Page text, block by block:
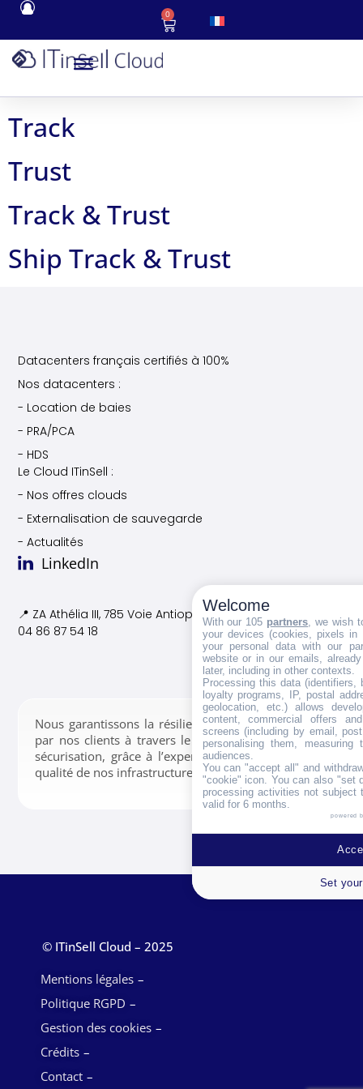
0
Track
Trust
Track & Trust
Ship Track & Trust
Datacenters français certifiés à 100%
Nos datacenters :
- Location de baies
- PRA/PCA
- HDS
Le Cloud ITinSell :
- Nos offres clouds
- Externalisation de sauvegarde
- Actualités
LinkedIn
📍 ZA Athélia III, 785 Voie Antiope, 13600 La Ciotat
04 86 87 54 18
Nous garantissons la résilience des données confiées
par nos clients à travers le stockage, la gestion et la
sécurisation, grâce à l’expertise de nos équipes et la
qualité de nos infrastructures.
© ITinSell Cloud – 2025
Mentions légales
Politique RGPD
Gestion des cookies
Crédits
Contact
Welcome
With our 105 partners , we wish
your devices (cookies, pixels
your personal data with our
website or in our emails,
later, including in other contexts.
Processing this data (identifiers,
loyalty programs, IP, postal
geolocation, etc.) allows
content, commercial offers
screens (including by email,
personalising them, measuring
audiences.
You can "accept all" and
"cookie" icon . You can also "set
processing activities not subject
valid for 6 months.
powered
Set